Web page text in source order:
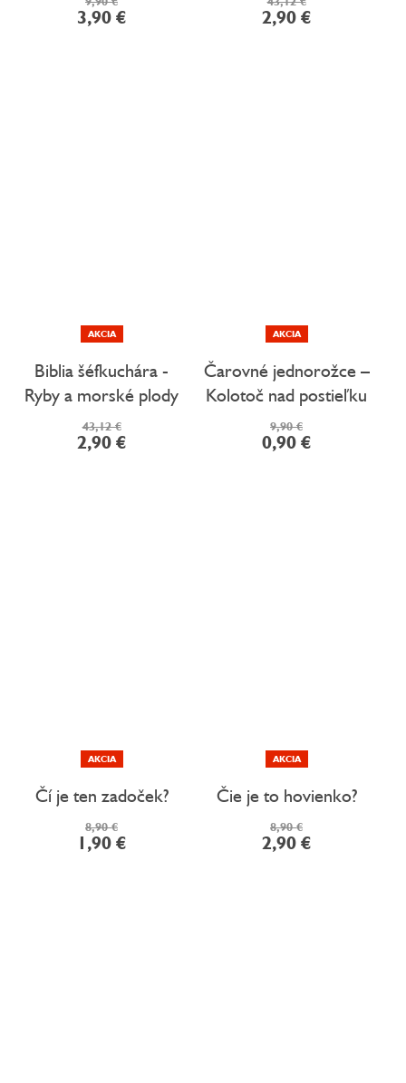
3,90 € 2,90 €
AKCIA
Biblia šéfkuchára -
Ryby a morské plody
43,12 €
2,90 €
AKCIA
Čarovné jednorožce –
Kolotoč nad postieľku
9,90 €
0,90 €
AKCIA
Čí je ten zadoček?
8,90 €
1,90 €
AKCIA
Čie je to hovienko?
8,90 €
2,90 €